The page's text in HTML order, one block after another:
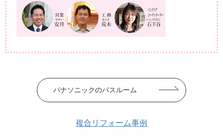
パナソニックのバスルーム
複合リフォーム事例